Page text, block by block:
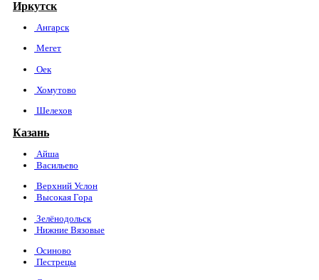
Иркутск
Ангарск
Мегет
Оек
Хомутово
Шелехов
Казань
Айша
Васильево
Верхний Услон
Высокая Гора
Зелёнодольск
Нижние Вязовые
Осиново
Пестрецы